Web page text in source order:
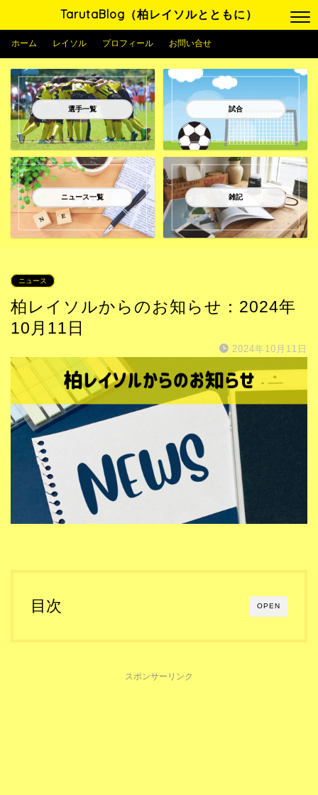
TarutaBlog（柏レイソルとともに）
ホーム レイソル プロフィール お問い合せ
選手一覧 試合
ニュース一覧 雑記
ニュース
柏レイソルからのお知らせ：2024年
10月11日
2024年10月11日
OPEN
目次
スポンサーリンク